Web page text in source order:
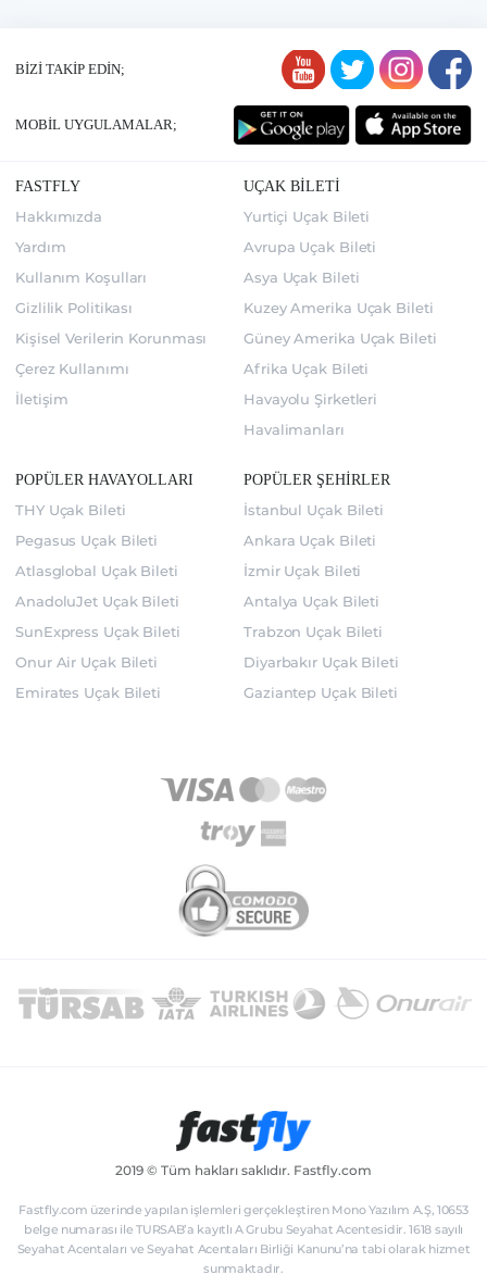
BİZİ TAKİP EDİN;
MOBİL UYGULAMALAR;
FASTFLY
Hakkımızda
Yardım
Kullanım Koşulları
Gizlilik Politikası
Kişisel Verilerin Korunması
Çerez Kullanımı
İletişim
UÇAK BİLETİ
Yurtiçi Uçak Bileti
Avrupa Uçak Bileti
Asya Uçak Bileti
Kuzey Amerika Uçak Bileti
Güney Amerika Uçak Bileti
Afrika Uçak Bileti
Havayolu Şirketleri
Havalimanları
POPÜLER HAVAYOLLARI
THY Uçak Bileti
Pegasus Uçak Bileti
Atlasglobal Uçak Bileti
AnadoluJet Uçak Bileti
SunExpress Uçak Bileti
Onur Air Uçak Bileti
Emirates Uçak Bileti
POPÜLER ŞEHİRLER
İstanbul Uçak Bileti
Ankara Uçak Bileti
İzmir Uçak Bileti
Antalya Uçak Bileti
Trabzon Uçak Bileti
Diyarbakır Uçak Bileti
Gaziantep Uçak Bileti
2019 © Tüm hakları saklıdır. Fastfly.com
Fastfly.com üzerinde yapılan işlemleri gerçekleştiren Mono Yazılım A.Ş, 10653
belge numarası ile TURSAB’a kayıtlı A Grubu Seyahat Acentesidir. 1618 sayılı
Seyahat Acentaları ve Seyahat Acentaları Birliği Kanunu’na tabi olarak hizmet
sunmaktadır.